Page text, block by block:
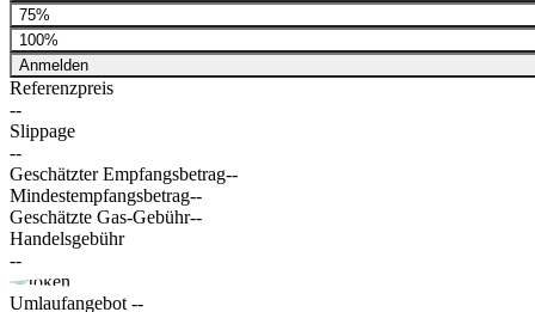
75%
100%
Anmelden
Referenzpreis
--
Slippage
--
Geschätzter Empfangsbetrag--
Mindestempfangsbetrag--
Geschätzte Gas-Gebühr--
Handelsgebühr
--
Umlaufangebot --